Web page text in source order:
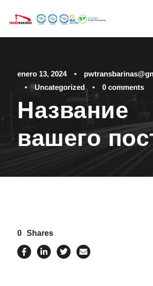
enero 13, 2024 •
•
Uncategorized • 0 comments
Название
вашего
0 Shares